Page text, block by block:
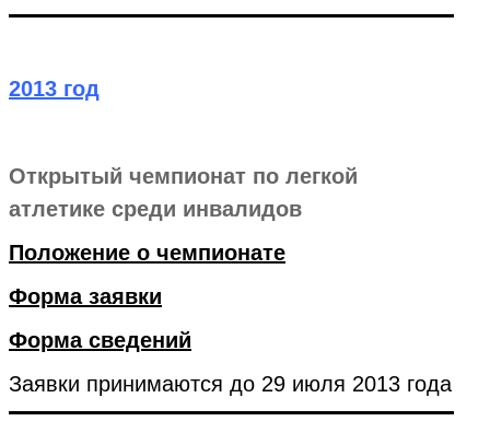
2013 год
Открытый чемпионат по легкой
атлетике среди инвалидов
Положение о чемпионате
Форма заявки
Форма сведений
Заявки принимаются до 29 июля 2013 года